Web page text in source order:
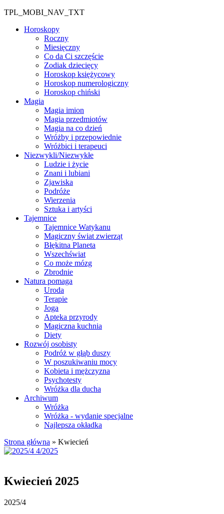
TPL_MOBI_NAV_TXT
Horoskopy
Roczny
Miesięczny
Co da Ci szczęście
Zodiak dziecięcy
Horoskop księżycowy
Horoskop numerologiczny
Horoskop chiński
Magia
Magia imion
Magia przedmiotów
Magia na co dzień
Wróżby i przepowiednie
Wróżbici i terapeuci
Niezwykli/Niezwykłe
Ludzie i życie
Znani i lubiani
Zjawiska
Podróże
Wierzenia
Sztuka i artyści
Tajemnice
Tajemnice Watykanu
Magiczny świat zwierząt
Błękitna Planeta
Wszechświat
Co może mózg
Zbrodnie
Natura pomaga
Uroda
Terapie
Joga
Apteka przyrody
Magiczna kuchnia
Diety
Rozwój osobisty
Podróż w głąb duszy
W poszukiwaniu mocy
Kobieta i mężczyzna
Psychotesty
Wróżka dla ducha
Archiwum
Wróżka
Wróżka - wydanie specjalne
Najlepsza okładka
Strona główna » Kwiecień
Kwiecień 2025
2025/4